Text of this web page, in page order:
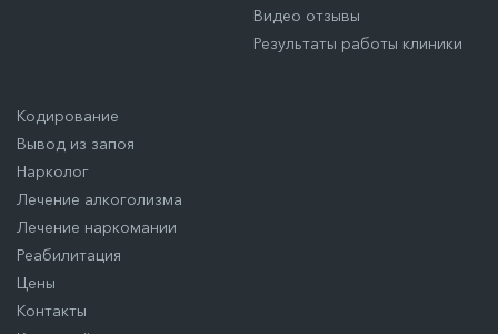
Видео отзывы
Результаты работы клиники
Кодирование
Вывод из запоя
Нарколог
Лечение алкоголизма
Лечение наркомании
Реабилитация
Цены
Контакты